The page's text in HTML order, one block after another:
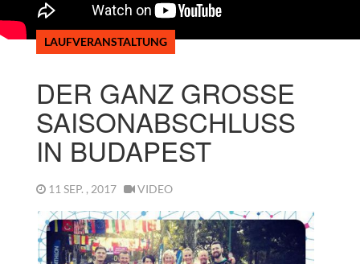
LAUFVERANSTALTUNG
DER GANZ GROSSE S
AISONABSCHLUSS I
N BUDAPEST
11 SEP. , 2017 VIDEO